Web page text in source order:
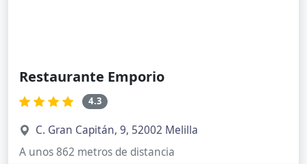
Restaurante Emporio
4.3
C. Gran Capitán, 9, 52002 Melilla
A unos 862 metros de distancia